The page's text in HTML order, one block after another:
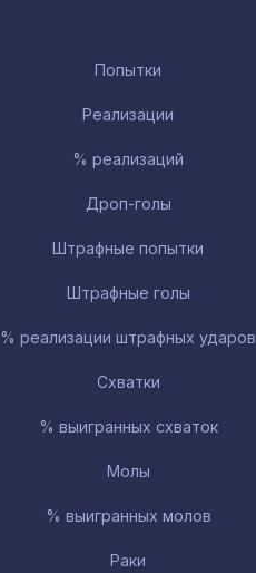
Попытки
Реализации
% реализаций
Дроп-голы
Штрафные попытки
Штрафные голы
% реализации штрафных ударов
Схватки
% выигранных схваток
Молы
% выигранных молов
Раки